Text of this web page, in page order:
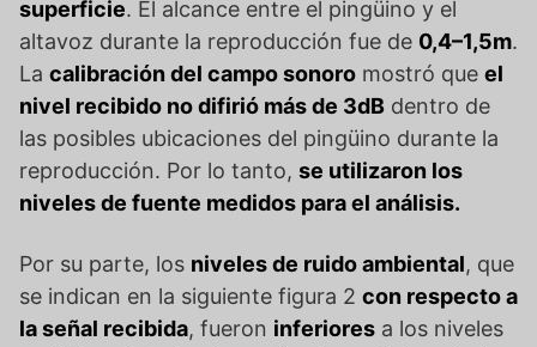
superficie. El alcance entre el pingüino y el
altavoz durante la reproducción fue de 0,4–1,5m.
La calibración del campo sonoro mostró que el
nivel recibido no difirió más de 3dB dentro de
las posibles ubicaciones del pingüino durante la
reproducción. Por lo tanto, se utilizaron los
niveles de fuente medidos para el análisis.
Por su parte, los niveles de ruido ambiental, que
se indican en la siguiente figura 2 con respecto a
la señal recibida, fueron inferiores a los niveles